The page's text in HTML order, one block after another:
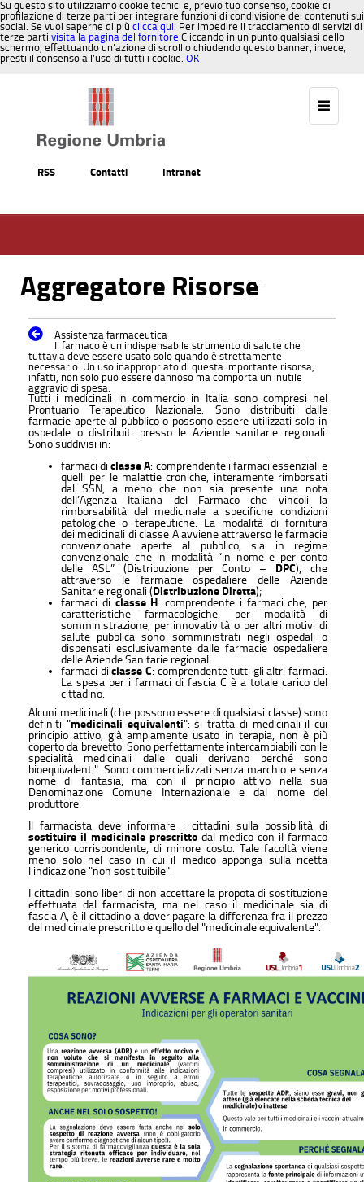
Su questo sito utilizziamo cookie tecnici e, previo tuo consenso, cookie di
profilazione di terze parti per integrare funzioni di condivisione dei contenuti sui
social. Se vuoi saperne di più clicca qui. Per impedire il tracciamento di servizi di
terze parti visita la pagina del fornitore Cliccando in un punto qualsiasi dello
schermo, effettuando un’azione di scroll o chiudendo questo banner, invece,
presti il consenso all’uso di tutti i cookie. OK
RSS Contatti Intranet
Aggregatore Risorse
Assistenza farmaceutica
Il farmaco è un indispensabile strumento di salute che
tuttavia deve essere usato solo quando è strettamente
necessario. Un uso inappropriato di questa importante risorsa,
infatti, non solo può essere dannoso ma comporta un inutile
aggravio di spesa.
Tutti i medicinali in commercio in Italia sono compresi nel
Prontuario Terapeutico Nazionale. Sono distribuiti dalle
farmacie aperte al pubblico o possono essere utilizzati solo in
ospedale o distribuiti presso le Aziende sanitarie regionali.
Sono suddivisi in:
farmaci diclasse A: comprendente i farmaci essenziali e
quelli per le malattie croniche, interamente rimborsati
dal SSN, a meno che non sia presente una nota
dell’Agenzia Italiana del Farmaco che vincoli la
rimborsabilità del medicinale a specifiche condizioni
patologiche o terapeutiche. La modalità di fornitura
dei medicinali di classe A avviene attraverso le farmacie
convenzionate aperte al pubblico, sia in regime
convenzionale che in modalità “in nome e per conto
delle ASL” (Distribuzione per Conto – DPC), che
attraverso le farmacie ospedaliere delle Aziende
Sanitarie regionali (Distribuzione Diretta);
farmaci di classe H: comprendente i farmaci che, per
caratteristiche farmacologiche, per modalità di
somministrazione, per innovatività o per altri motivi di
salute pubblica sono somministrati negli ospedali o
dispensati esclusivamente dalle farmacie ospedaliere
delle Aziende Sanitarie regionali.
farmaci diclasse C: comprendente tutti gli altri farmaci.
La spesa per i farmaci di fascia C è a totale carico del
cittadino.
Alcuni medicinali (che possono essere di qualsiasi classe) sono
definiti "medicinali equivalenti": si tratta di medicinali il cui
principio attivo, già ampiamente usato in terapia, non è più
coperto da brevetto. Sono perfettamente intercambiabili con le
specialità medicinali dalle quali derivano perché sono
bioequivalenti". Sono commercializzati senza marchio e senza
nome di fantasia, ma con il principio attivo nella sua
Denominazione Comune Internazionale e dal nome del
produttore.
Il farmacista deve informare i cittadini sulla possibilità di
sostituire il medicinale prescritto dal medico con il farmaco
generico corrispondente, di minore costo. Tale facoltà viene
meno solo nel caso in cui il medico apponga sulla ricetta
l'indicazione "non sostituibile".
I cittadini sono liberi di non accettare la propota di sostituzione
effettuata dal farmacista, ma nel caso il medicinale sia di
fascia A, è il cittadino a dover pagare la differenza fra il prezzo
del medicinale prescritto e quello del "medicinale equivalente".